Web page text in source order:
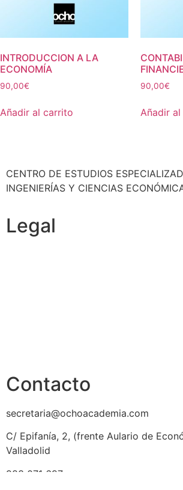
INTRODUCCION A LA
ECONOMÍA
90,00€
Añadir al carrito
90,00€
Añadir
CENTRO DE ESTUDIOS
INGENIERÍAS Y CIENCIAS
Legal
Contacto
secretaria@ochoacademia.com
C/ Epifanía, 2, (frente Aulario de
Valladolid
983 071 697